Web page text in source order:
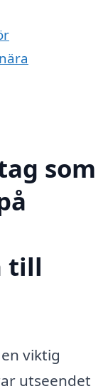
som
till
viktig
utseendet